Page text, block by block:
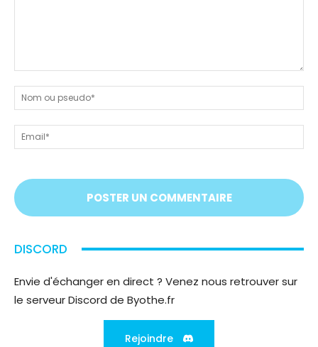
nous
tout
!
On
vous
;)
ou
DISCORD
Envie d'échanger en direct ? Venez nous retrouver sur
le serveur Discord de Byothe.fr
Rejoindre